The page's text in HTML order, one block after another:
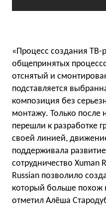
«Процесс создания ТВ-
общепринятых
отснятый и
подставляется
композиция без
монтажу. Только после
перешли к разработке
своей линией,
поддерживала
сотрудничество Xuman
Russian позволило
который больше
отметил Алёша